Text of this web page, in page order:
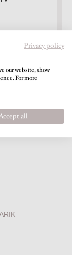
Privacy policy
our website, show
For more
all